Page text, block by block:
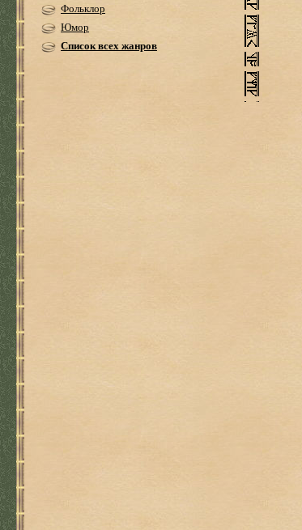
Фольклор
Юмор
Список всех жанров